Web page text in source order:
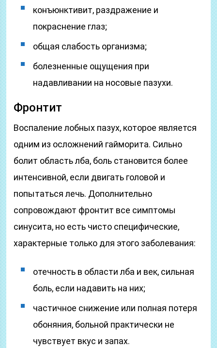
конъюнктивит, раздражение и
покраснение глаз;
общая слабость организма;
болезненные ощущения при
надавливании на носовые пазухи.
Фронтит
Воспаление лобных пазух, которое является
одним из осложнений гайморита. Сильно
болит область лба, боль становится более
интенсивной, если двигать головой и
попытаться лечь. Дополнительно
сопровождают фронтит все симптомы
синусита, но есть чисто специфические,
характерные только для этого заболевания:
отечность в области лба и век, сильная
боль, если надавить на них;
частичное снижение или полная потеря
обоняния, больной практически не
чувствует вкус и запах.